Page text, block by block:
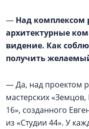
— Над комплексом
архитектурные
видение. Как
получить
— Да, над проектом
мастерских
16», созданного
из «Студии 44». У